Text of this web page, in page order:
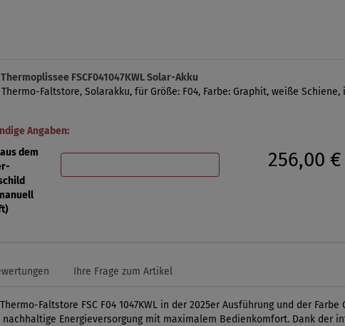
Thermoplissee FSCF041047KWL Solar-Akku
Thermo-Faltstore, Solarakku, für Größe: F04, Farbe: Graphit, weiße
Angaben:
dem
256,00 €
Ihre Frage zum Artikel
Thermo-Faltstore FSC F04 1047KWL in der 2025er Ausführung und der
nachhaltige Energieversorgung mit maximalem Bedienkomfort. Dank